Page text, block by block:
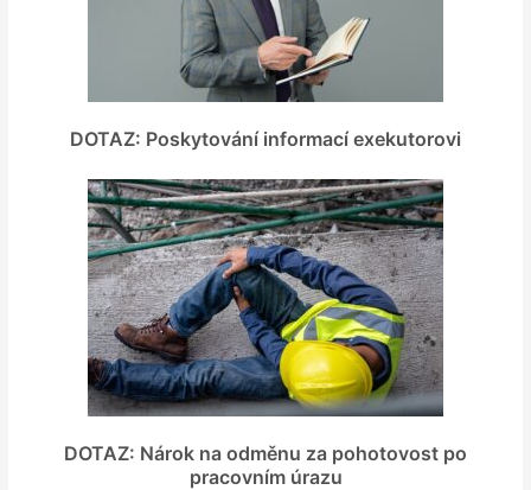
DOTAZ: Poskytování informací exekutorovi
DOTAZ: Nárok na odměnu za pohotovost po
pracovním úrazu